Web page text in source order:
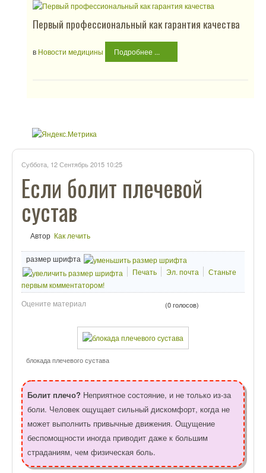
Первый профессиональный как гарантия качества
в Новости медицины Подробнее ...
Суббота, 12 Сентябрь 2015 10:25
Если болит плечевой
сустав
Автор Как лечить
размер шрифта
Печать
Эл. почта
Станьте
первым комментатором!
Оцените материал
(0 голосов)
блокада плечевого сустава
Болит плечо? Неприятное состояние, и не только из-за
боли. Человек ощущает сильный дискомфорт, когда не
может выполнить привычные движения. Ощущение
беспомощности иногда приводит даже к большим
страданиям, чем физическая боль.